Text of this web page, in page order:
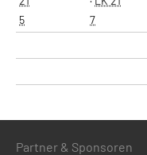
5
7
Partner & Sponsoren